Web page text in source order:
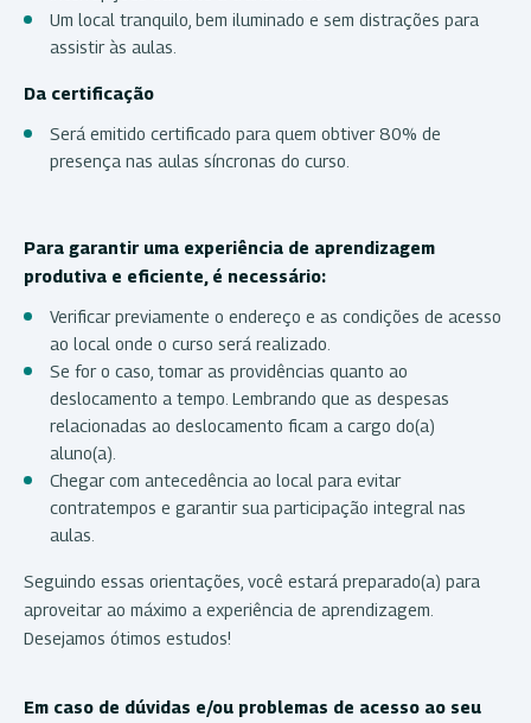
Um local tranquilo, bem iluminado e sem distrações para
assistir às aulas.
Da certificação
Será emitido certificado para quem obtiver 80% de
presença nas aulas síncronas do curso.
Para garantir uma experiência de aprendizagem
produtiva e eficiente, é necessário:
Verificar previamente o endereço e as condições de acesso
ao local onde o curso será realizado.
Se for o caso, tomar as providências quanto ao
deslocamento a tempo. Lembrando que as despesas
relacionadas ao deslocamento ficam a cargo do(a)
aluno(a).
Chegar com antecedência ao local para evitar
contratempos e garantir sua participação integral nas
aulas.
Seguindo essas orientações, você estará preparado(a) para
aproveitar ao máximo a experiência de aprendizagem.
Desejamos ótimos estudos!
Em caso de dúvidas e/ou problemas de acesso ao seu